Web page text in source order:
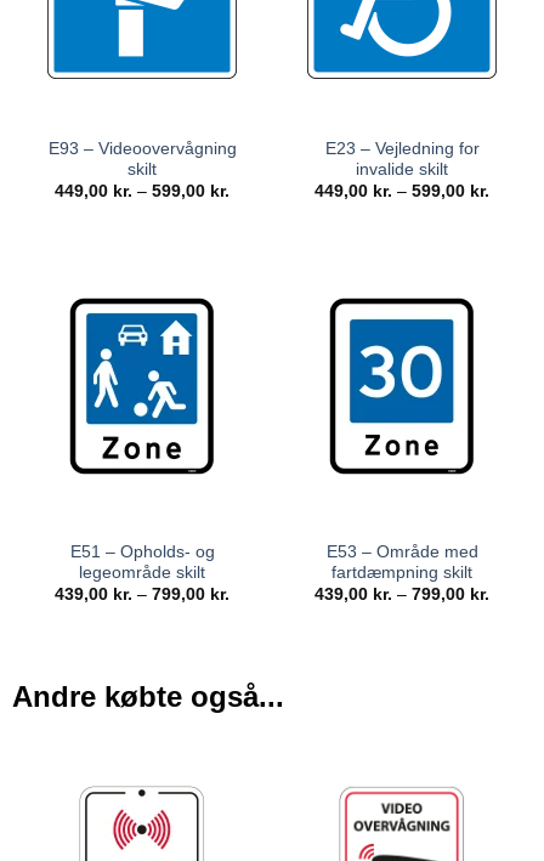
E93 – Videoovervågning
skilt
449,00 kr. – 599,00 kr.
E23 – Vejledning for
invalide skilt
449,00 kr. – 599,00 kr.
E51 – Opholds- og
legeområde skilt
439,00 kr. – 799,00 kr.
E53 – Område med
fartdæmpning skilt
439,00 kr. – 799,00 kr.
Andre købte også...